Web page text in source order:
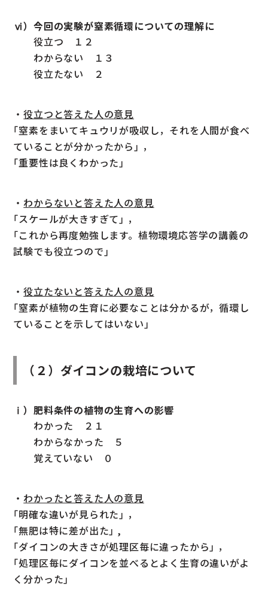
ⅵ）今回の実験が窒素循環についての理解に
役立つ １２
わからない １３
役立たない ２
・役立つと答えた人の意見
｢窒素をまいてキュウリが吸収し，それを人間が食べ
ていることが分かったから｣ ，
｢重要性は良くわかった｣
・ わからないと答えた人の意見
｢スケールが大きすぎて｣ ，
｢これから再度勉強します。植物環境応答学の講義の
試験でも役立つので｣
・役立たないと答えた人の意見
｢窒素が植物の生育に必要なことは分かるが，循環し
ていることを示してはいない｣
（２）ダイコンの栽培について
ⅰ）肥料条件の植物の生育への影響
わかった ２１
わからなかった ５
覚えていない ０
・ わかったと答えた人の意見
｢明確な違いが見られた｣ ，
｢無肥は特に差が出た｣ ,
｢ダイコンの大きさが処理区毎に違ったから｣ ，
｢処理区毎にダイコンを並べるとよく生育の違いがよ
く分かった｣